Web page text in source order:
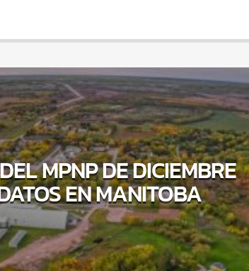
MPNP DE DICIEMBRE
EN MANITOBA